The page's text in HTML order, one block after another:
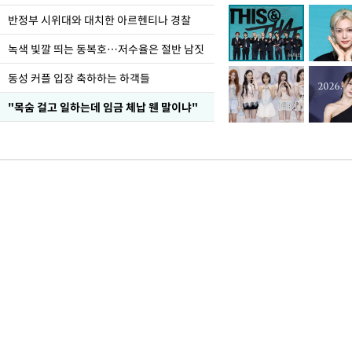
반정부 시위대와 대치한 아르헨티나 경찰
녹색 빛깔 띄는 동복호…저수율은 절반 남짓
동성 커플 입장 축하하는 하객들
"목숨 걸고 일하는데 임금 체납 웬 말이냐"